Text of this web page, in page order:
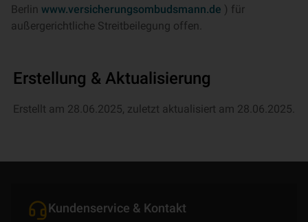
Berlin www.versicherungsombudsmann.de ) für
außergerichtliche Streitbeilegung offen.
Erstellung & Aktualisierung
Erstellt am 28.06.2025, zuletzt aktualisiert am 28.06.2025.
Kundenservice & Kontakt